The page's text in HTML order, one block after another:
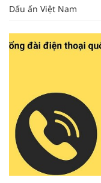
Dấu ấn Việt Nam